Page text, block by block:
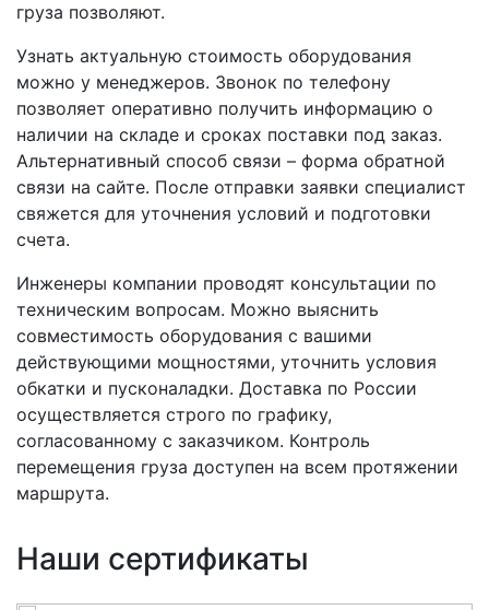
груза позволяют.
Узнать актуальную стоимость оборудования
можно у менеджеров. Звонок по телефону
позволяет оперативно получить информацию о
наличии на складе и сроках поставки под заказ.
Альтернативный способ связи – форма обратной
связи на сайте. После отправки заявки специалист
свяжется для уточнения условий и подготовки
счета.
Инженеры компании проводят консультации по
техническим вопросам. Можно выяснить
совместимость оборудования с вашими
действующими мощностями, уточнить условия
обкатки и пусконаладки. Доставка по России
осуществляется строго по графику,
согласованному с заказчиком. Контроль
перемещения груза доступен на всем протяжении
маршрута.
Наши сертификаты